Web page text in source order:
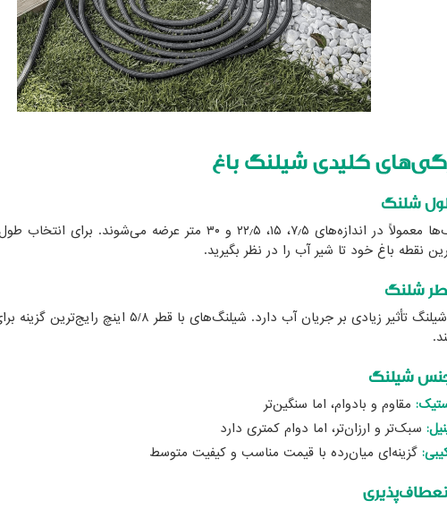
کلیدی شیلنگ باغ
شلنگ‌ها معمولاً در اندازه‌های ۷٫۵، ۱۵، ۲۲٫۵ و ۳۰ متر عرضه می‌شوند.
نقطه باغ خود تا شیر آب را در نظر بگیرید.
قطر شیلنگ تأثیر زیادی بر جریان آب دارد. شیلنگ‌های با
مقاوم و بادوام، اما سنگین‌تر
سبک‌تر و ارزان‌تر، اما دوام کمتری دارد
گزینه‌ای میان‌رده با قیمت مناسب و کیفیت متوسط